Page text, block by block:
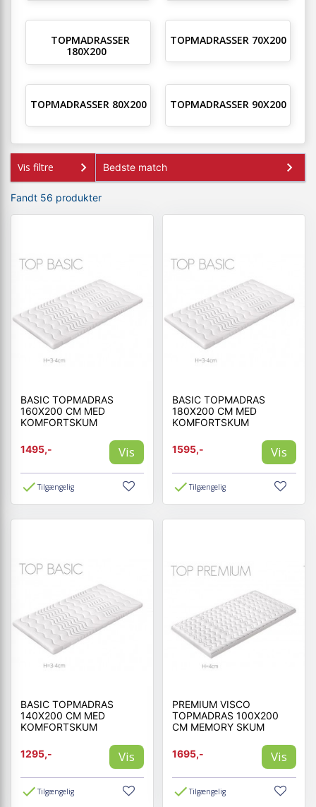
TOPMADRASSER
180X200
TOPMADRASSER 70X200
TOPMADRASSER 80X200 TOPMADRASSER 90X200
Vis filtre
Fandt 56 produkter
BASIC TOPMADRAS
160X200 CM MED
KOMFORTSKUM
1495,- Vis
Tilgængelig
BASIC TOPMADRAS
180X200 CM MED
KOMFORTSKUM
1595,- Vis
Tilgængelig
BASIC TOPMADRAS
140X200 CM MED
KOMFORTSKUM
1295,- Vis
Tilgængelig
PREMIUM VISCO
TOPMADRAS 100X200
CM MEMORY SKUM
1695,- Vis
Tilgængelig